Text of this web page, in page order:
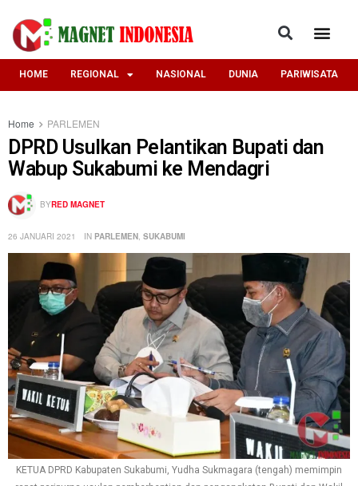
HOME REGIONAL NASIONAL DUNIA PARIWISATA
Home PARLEMEN
DPRD Usulkan Pelantikan Bupati dan
Wabup Sukabumi ke Mendagri
BYRED MAGNET
26 JANUARI 2021 IN PARLEMEN SUKABUMI
KETUA DPRD Kabupaten Sukabumi, Yudha Sukmagara (tengah) memimpin